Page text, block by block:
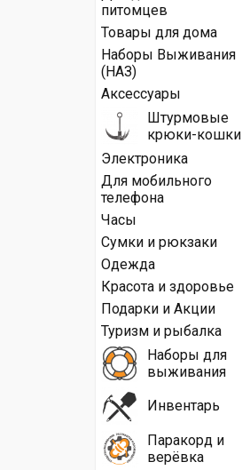
питомцев
Товары для дома
Наборы Выживания
(НАЗ)
Аксессуары
Штурмовые
крюки-кошки
Электроника
Для мобильного
телефона
Часы
Сумки и рюкзаки
Одежда
Красота и здоровье
Подарки и Акции
Туризм и рыбалка
Наборы для
выживания
Инвентарь
Паракорд и
верёвка